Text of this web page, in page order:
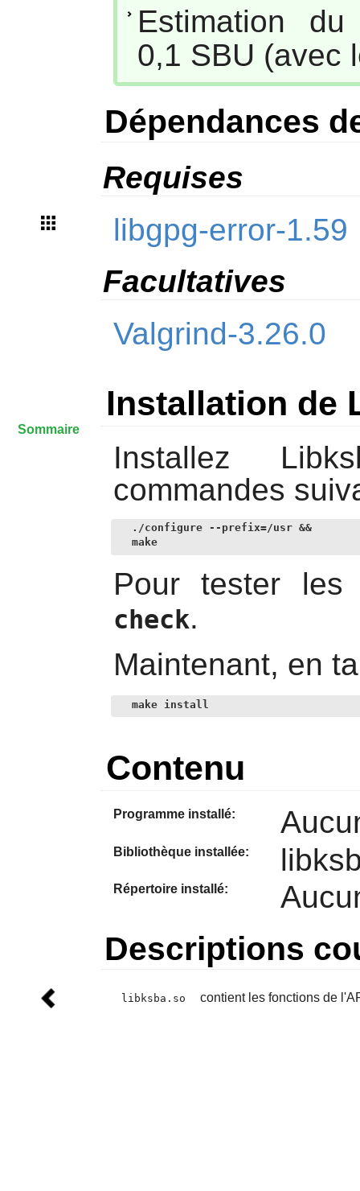
Estimation
0,1 SBU (avec
Dépendances
Requises
libgpg-error-1.59
Facultatives
Valgrind-3.26.0
Installation de
Installez
commandes
./configure --prefix=/usr &&
make
Pour tester
check.
Maintenant, en
make install
Contenu
Programme installé:
Bibliothèque installée:
Répertoire installé:
Descriptions
libksba.so contient les fonctions de
Sommaire